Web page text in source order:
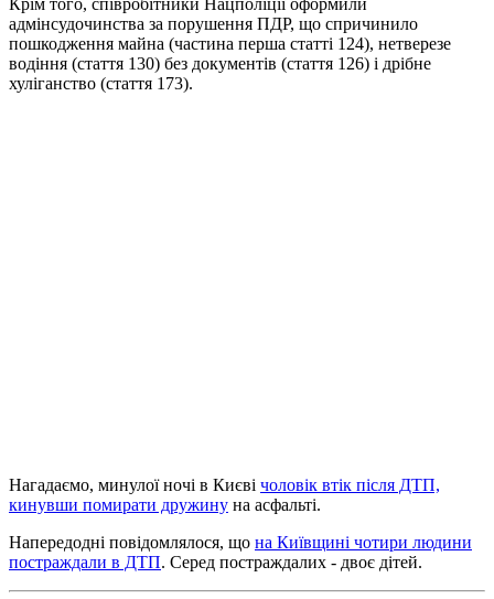
адмінсудочинства за порушення ПДР, що спричинило
пошкодження майна (частина перша статті 124), нетверезе
водіння (стаття 130) без документів (стаття 126) і дрібне
хуліганство (стаття 173).
Нагадаємо, минулої ночі в Києві чоловік втік після ДТП,
кинувши помирати дружину на асфальті.
Напередодні повідомлялося, що на Київщині чотири людини
постраждали в ДТП. Серед постраждалих - двоє дітей.